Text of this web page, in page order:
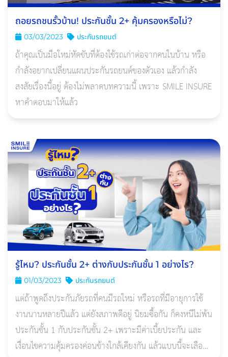
ถอยรถชนรั้วบ้าน! ประกันชั้น 2+ คุ้มครองหรือไม่?
03/03/2023 ประกันรถยนต์
ถ้าคุณเป็นมือใหม่หัดขับที่ต้องใช้รถเก่าต่อจากคนในบ้าน หรือ
กำลังอยากเปลี่ยนแผนประกันรถยนต์ของตัวเอง แล้วกำลัง
สงสัยเรื่องนี้อยู่ ต้องไม่พลาดบทความนี้ เพราะ SMILE INSURE
หาคำตอบมาให้แล้ว
รู้ไหม? ประกันชั้น 2+ ต่างกับประกันชั้น 1 อย่างไร?
01/03/2023 ประกันรถยนต์
แต่ถ้าพูดถึงประกันภัยรถที่คนมีรถใหม่ หรือรถที่มีอายุการใช้
งานนานหลายปีแล้ว แต่ยังสภาพดีอยู่ นิยมซื้อกัน ก็คงหนีไม่พ้น
ประกันชั้น 1 กับประกันชั้น 2+ เพราะมีค่าเบี้ยประกัน และ
เงื่อนไขความคุ้มครองค่อนข้างใกล้เคียงกัน แล้วแบบนี้จะเลือก